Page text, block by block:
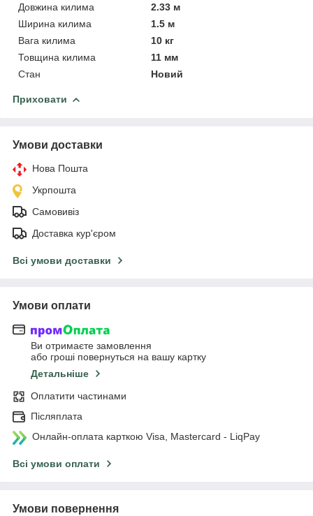
Довжина килима
2.33 м
Ширина килима
1.5 м
Вага килима
10 кг
Товщина килима
11 мм
Стан
Новий
Приховати
Умови доставки
Нова Пошта
Укрпошта
Самовивіз
Доставка кур'єром
Всі умови доставки
Умови оплати
Ви отримаєте замовлення
або гроші повернуться на вашу картку
Детальніше
Оплатити частинами
Післяплата
Онлайн-оплата карткою Visa, Mastercard - LiqPay
Всі умови оплати
Умови повернення